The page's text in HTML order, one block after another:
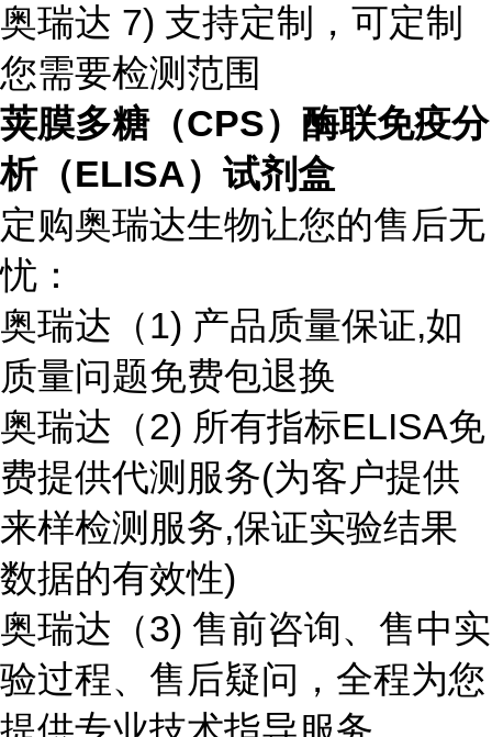
奥瑞达 7) 支持定制，可定制
您需要检测范围
荚膜多糖（CPS）酶联免疫分
析（ELISA）试剂盒
定购奥瑞达生物让您的售后无
忧：
奥瑞达（1) 产品质量保证,如
质量问题免费包退换
奥瑞达（2) 所有指标ELISA免
费提供代测服务(为客户提供
来样检测服务,保证实验结果
数据的有效性)
奥瑞达（3) 售前咨询、售中实
验过程、售后疑问，全程为您